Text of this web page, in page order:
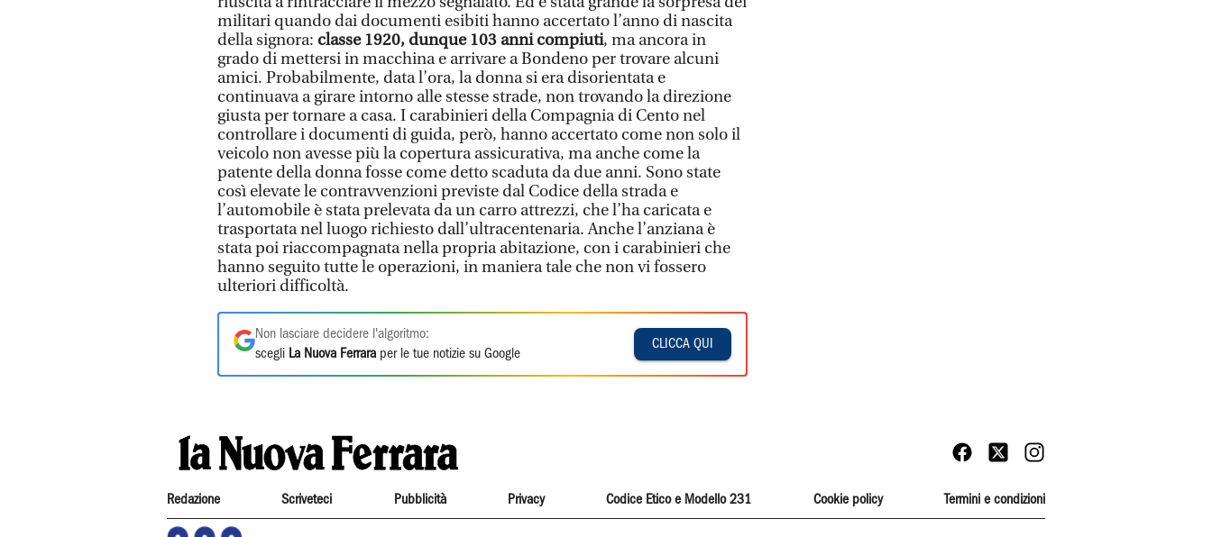
militari quando dai documenti esibiti hanno accertato l’anno di nascita
della signora: classe 1920, dunque 103 anni compiuti, ma ancora in
grado di mettersi in macchina e arrivare a Bondeno per trovare alcuni
amici. Probabilmente, data l’ora, la donna si era disorientata e
continuava a girare intorno alle stesse strade, non trovando la direzione
giusta per tornare a casa. I carabinieri della Compagnia di Cento nel
controllare i documenti di guida, però, hanno accertato come non solo il
veicolo non avesse più la copertura assicurativa, ma anche come la
patente della donna fosse come detto scaduta da due anni. Sono state
così elevate le contravvenzioni previste dal Codice della strada e
l’automobile è stata prelevata da un carro attrezzi, che l’ha caricata e
trasportata nel luogo richiesto dall’ultracentenaria. Anche l’anziana è
stata poi riaccompagnata nella propria abitazione, con i carabinieri che
hanno seguito tutte le operazioni, in maniera tale che non vi fossero
ulteriori difficoltà.
Non lasciare decidere l'algoritmo:
scegli La Nuova Ferrara per le tue notizie su Google
CLICCA QUI
Redazione Scriveteci Pubblicità Privacy Codice Etico e Modello 231 Cookie policy Termini e condizioni